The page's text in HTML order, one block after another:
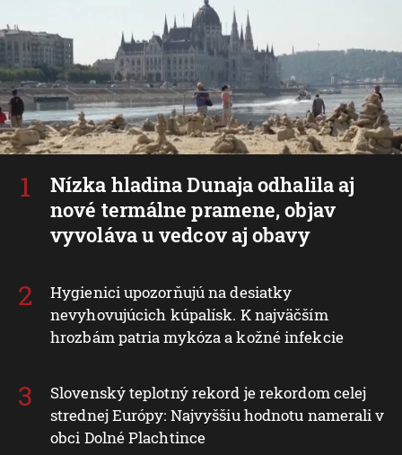
Nízka hladina Dunaja odhalila aj
nové termálne pramene, objav
vyvoláva u vedcov aj obavy
Hygienici upozorňujú na desiatky
nevyhovujúcich kúpalísk. K najväčším
hrozbám patria mykóza a kožné infekcie
Slovenský teplotný rekord je rekordom celej
strednej Európy: Najvyššiu hodnotu namerali v
obci Dolné Plachtince